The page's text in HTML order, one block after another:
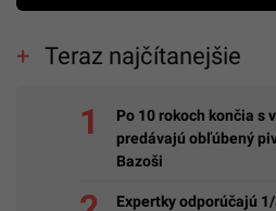
Teraz najčítanejšie
Po 10 rokoch končia s
predávajú obľúbený
Bazoši
Expertky odporúčajú